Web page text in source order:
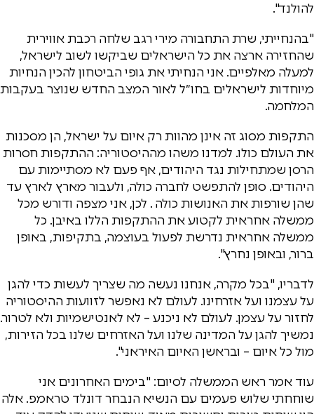
להולנד".
"בהנחייתי, שרת התחבורה מירי רגב שלחה רכבת אווירית
שהחזירה ארצה את כל הישראלים שביקשו לשוב לישראל,
למעלה מאלפיים. אני הנחיתי את גופי הביטחון להכין הנחיות
מיוחדות לישראלים בחו״ל לאור המצב החדש שנוצר בעקבות
המלחמה.
התקפות מסוג זה אינן מהוות רק איום על ישראל, הן מסכנות
את העולם כולו. למדנו משהו מההיסטוריה: ההתקפות חסרות
הרסן שמתחילות נגד היהודים, אף פעם לא מסתיימות עם
היהודים. סופן להתפשט לחברה כולה, ולעבור מארץ לארץ עד
שהן שורפות את האנושות כולה . לכן, אני מצפה ודורש מכל
ממשלה אחראית לקטוע את ההתקפות הללו באיבן. כל
ממשלה אחראית נדרשת לפעול בעוצמה, בתקיפות, באופן
ברור, ובאופן נחרץ".
לדבריו, "בכל מקרה, אנחנו נעשה מה שצריך לעשות כדי להגן
על עצמנו ועל אזרחינו. לעולם לא נאפשר לזוועות ההיסטוריה
לחזור על עצמן. לעולם לא ניכנע – לא לאנטישמיות ולא לטרור.
נמשיך להגן על המדינה שלנו ועל האזרחים שלנו בכל הזירות,
מול כל איום – ובראשן האיום האיראני".
עוד אמר ראש הממשלה לסיום: "בימים האחרונים אני
שוחחתי שלוש פעמים עם הנשיא הנבחר דונלד טראמפ. אלה